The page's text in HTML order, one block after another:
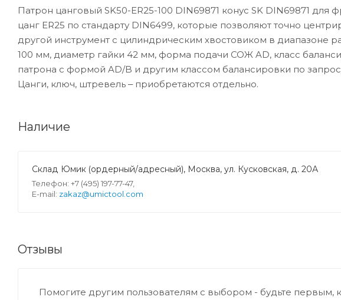
Патрон цанговый SK50-ER25-100 DIN69871 конус SK DIN69871
цанг ER25 по стандарту DIN6499, которые позволяют точно
другой инструмент с цилиндрическим хвостовиком в диапазоне
100 мм, диаметр гайки 42 мм, форма подачи СОЖ AD, класс
патрона с формой AD/B и другим классом балансировки по
Цанги, ключ, штревель ‒ приобретаются отдельно.
Наличие
Склад Юмик (ордерный/адресный), Москва, ул. Кусковская, д. 20А
Телефон: +7 (495) 197-77-47,
E-mail: zakaz@umictool.com
Отзывы
Помогите другим пользователям с выбором - будьте первым,